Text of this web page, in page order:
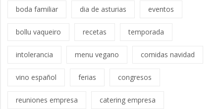
boda familiar dia de asturias eventos
bollu vaqueiro recetas temporada
intolerancia menu vegano comidas navidad
vino español ferias congresos
reuniones empresa catering empresa